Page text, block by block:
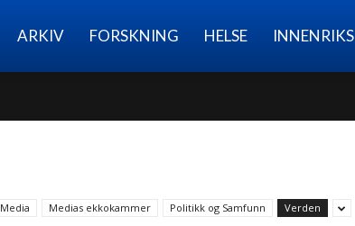
Nettmagasinet
ARKIV FORSKNING HELSE INNENRIKS
Media Medias ekkokammer Politikk og Samfunn Verden